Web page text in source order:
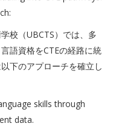
校（UBCTS）では、多
語資格をCTEの経路に統
下のアプローチを確立し
skills through
data.